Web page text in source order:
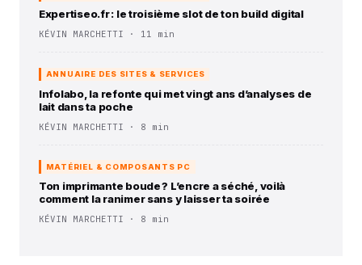
Expertiseo.fr : le troisième slot de ton build digital
KÉVIN MARCHETTI · 11 min
ANNUAIRE DES SITES & SERVICES
Infolabo, la refonte qui met vingt ans d’analyses de
lait dans ta poche
KÉVIN MARCHETTI · 8 min
MATÉRIEL & COMPOSANTS PC
Ton imprimante boude ? L’encre a séché, voilà
comment la ranimer sans y laisser ta soirée
KÉVIN MARCHETTI · 8 min